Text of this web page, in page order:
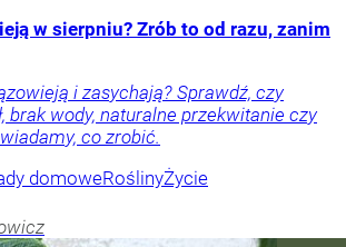
w sierpniu? Zrób to od razu, zanim
i zasychają? Sprawdź, czy
brak wody, naturalne przekwitanie czy
co zrobić.
domoweRoślinyŻycie